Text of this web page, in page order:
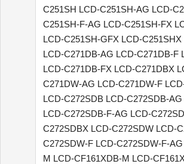
C251SH LCD-C251SH-AG LCD-
C251SH-F-AG LCD-C251SH-FX
LCD-C251SH-GFX LCD-
LCD-C271DB-AG LCD-C271DB-F
LCD-C271DB-FX LCD-C271DBX
C271DW-AG LCD-C271DW-F
LCD-C272SDB LCD-C272SDB-
LCD-C272SDB-F-AG LCD-
C272SDBX LCD-C272SDW LCD-
C272SDW-F LCD-C272SDW-F-
M LCD-CF161XDB-M LCD-